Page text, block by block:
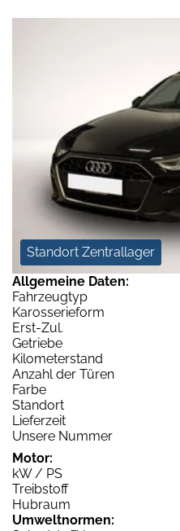
Standort Zentrallager
Allgemeine Daten:
Fahrzeugtyp
Karosserieform
Erst-Zul.
Getriebe
Kilometerstand
Anzahl der Türen
Farbe
Standort
Lieferzeit
Unsere Nummer
Motor:
kW / PS
Treibstoff
Hubraum
Umweltnormen: